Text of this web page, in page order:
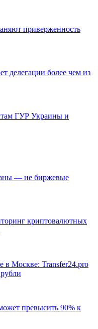
приверженность
делегации более чем из
ГУР Украины и
— не биржевые
криптовалютных
в Москве: Transfer24.pro
превысить 90% к